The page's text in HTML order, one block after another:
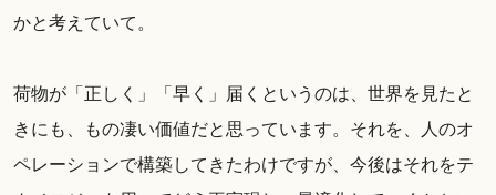
かと考えていて。
荷物が「正しく」「早く」届くというのは、世界を見たと
きにも、もの凄い価値だと思っています。それを、人のオ
ペレーションで構築してきたわけですが、今後はそれをテ